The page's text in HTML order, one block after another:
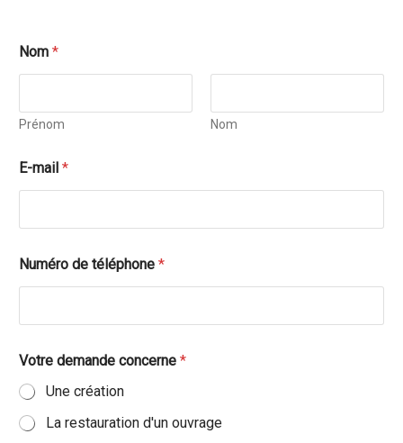
Nom *
Prénom Nom
E-mail *
e
m
e
E
-
m
a
Numéro de téléphone *
Votre demande concerne *
Une création
La restauration d'un ouvrage